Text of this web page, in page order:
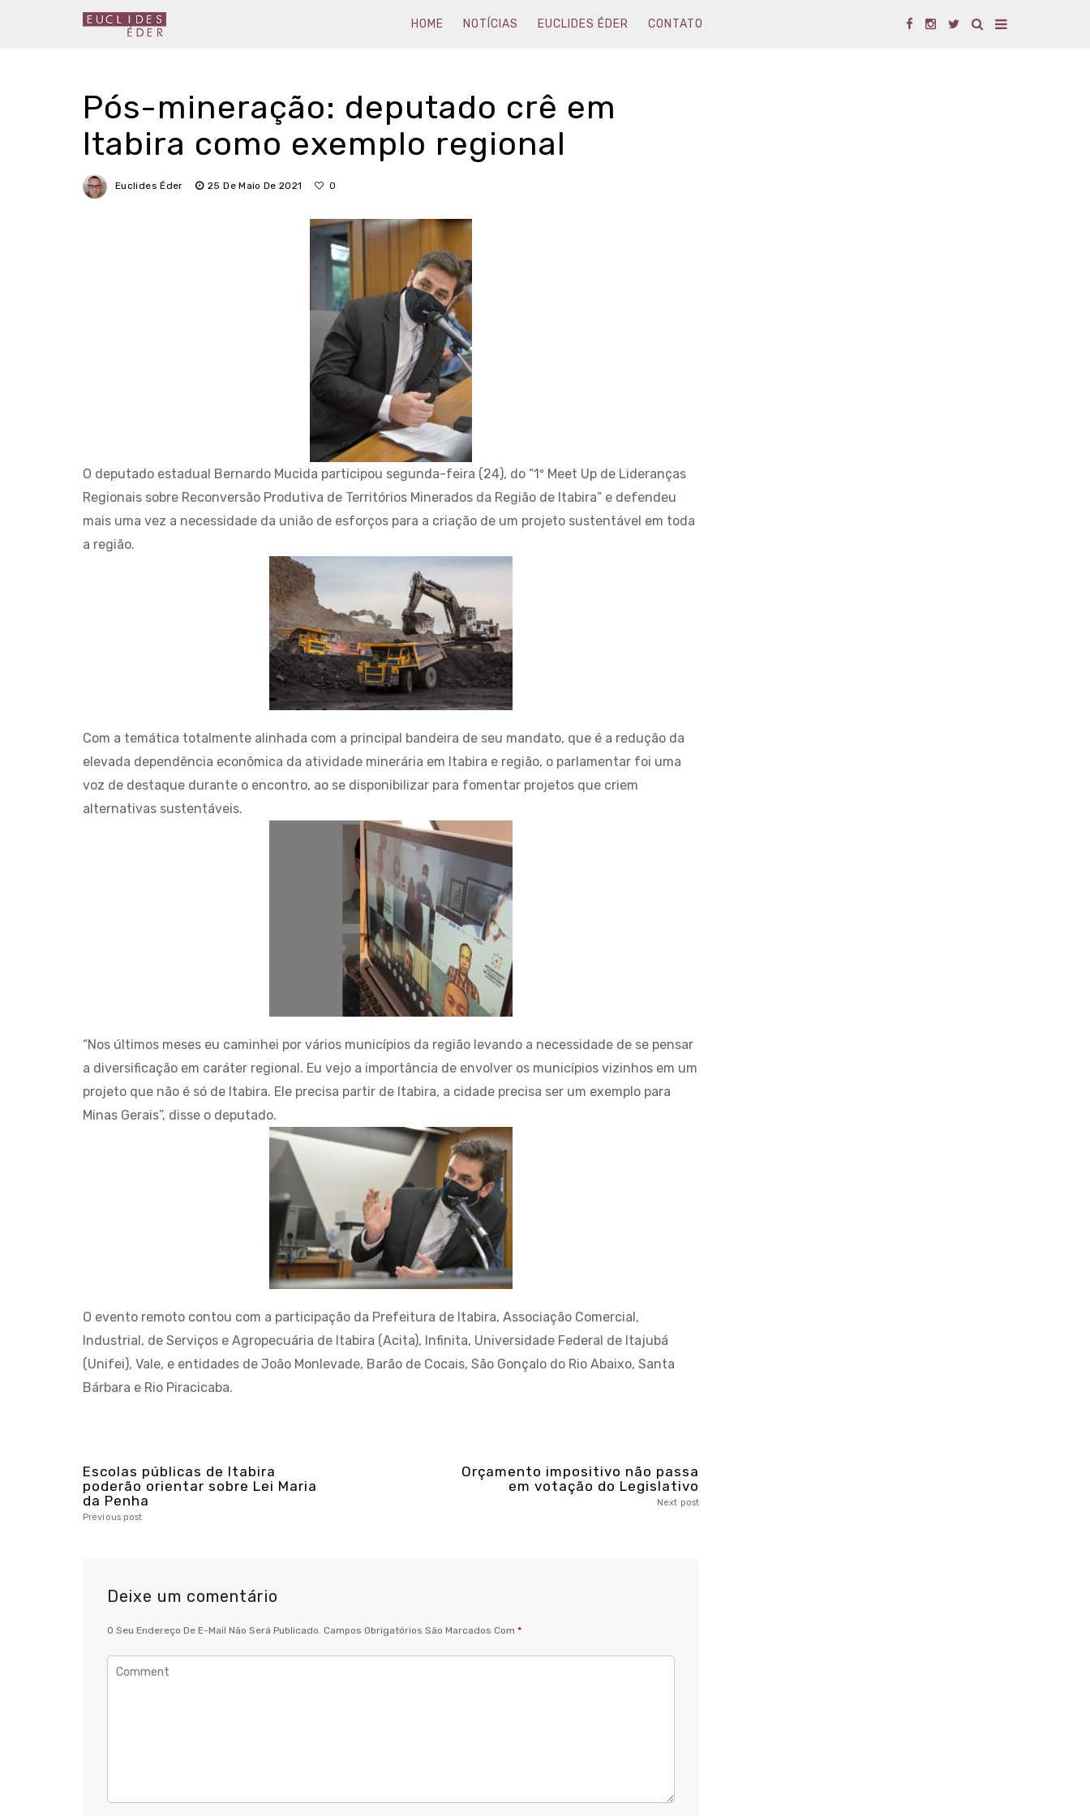
HOME NOTÍCIAS EUCLIDES ÉDER CONTATO
Pós-mineração: deputado crê em
Itabira como exemplo regional
Euclides Éder 25 De Maio De 2021 0
O deputado estadual Bernardo Mucida participou segunda-feira (24), do “1º Meet Up de Lideranças
Regionais sobre Reconversão Produtiva de Territórios Minerados da Região de Itabira” e defendeu
mais uma vez a necessidade da união de esforços para a criação de um projeto sustentável em toda
a região.
Com a temática totalmente alinhada com a principal bandeira de seu mandato, que é a redução da
elevada dependência econômica da atividade minerária em Itabira e região, o parlamentar foi uma
voz de destaque durante o encontro, ao se disponibilizar para fomentar projetos que criem
alternativas sustentáveis.
“Nos últimos meses eu caminhei por vários municípios da região levando a necessidade de se pensar
a diversificação em caráter regional. Eu vejo a importância de envolver os municípios vizinhos em um
projeto que não é só de Itabira. Ele precisa partir de Itabira, a cidade precisa ser um exemplo para
Minas Gerais”, disse o deputado.
O evento remoto contou com a participação da Prefeitura de Itabira, Associação Comercial,
Industrial, de Serviços e Agropecuária de Itabira (Acita), Infinita, Universidade Federal de Itajubá
(Unifei), Vale, e entidades de João Monlevade, Barão de Cocais, São Gonçalo do Rio Abaixo, Santa
Bárbara e Rio Piracicaba.
Escolas públicas de Itabira
poderão orientar sobre Lei Maria
da Penha
Previous post
Orçamento impositivo não passa
em votação do Legislativo
Next post
Deixe um comentário
O Seu Endereço De E-Mail Não Será Publicado. Campos Obrigatórios São Marcados Com *